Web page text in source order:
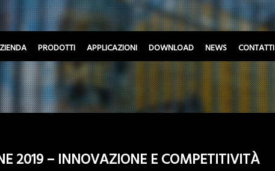
PRODOTTI APPLICAZIONI DOWNLOAD NEWS CONTATTI
2019 – INNOVAZIONE E COMPETITIVITÀ